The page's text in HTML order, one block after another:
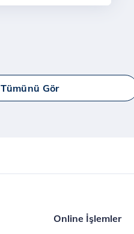
Tümünü Gör
Online İşlemler